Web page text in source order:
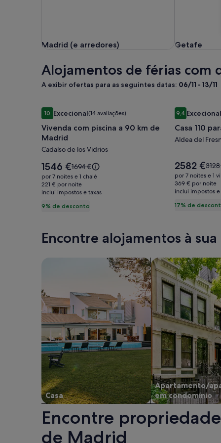
Madrid (e arredores)
Madrid (e arredores) Getafe
Getafe
Alojamentos de férias com
A exibir ofertas para as seguintes datas: 06/11 - 13/11
Galeria
de
imagens
de
Vivenda
com
piscina
a
90
km
Madrid
10Pontuação de 10 de um máximo de 10, Excecional, (14
Excecional(14 avaliações)
Vivenda com piscina a 90 km de
Madrid
Cadalso de los Vidrios
9% de desconto
O
preço
é
1546 €
1546 €O
preço
era
1694 €,
mais
a
1694 €
por 7 noites e 1 chalé
221 € por noite
inclui impostos e taxas
Vivenda com piscina a 90 km de MadridGaleria
de
imagens
de
110
para
11
pessoas
9,4Pontuação de
Excecional
Casa 110
Aldea del
17% de
O
preço
é
2582 €
2582 €O
era
mais
a
tarifa
por 7 noites e 1
369 € por noite
inclui impostos e
Casa 110 para
Encontre alojamentos à
Casa
Apartamento/
em condomínio
Pesquisar
Encontre
de Madrid